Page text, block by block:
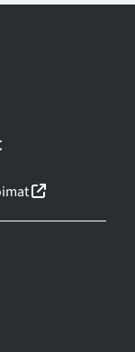
(linkki